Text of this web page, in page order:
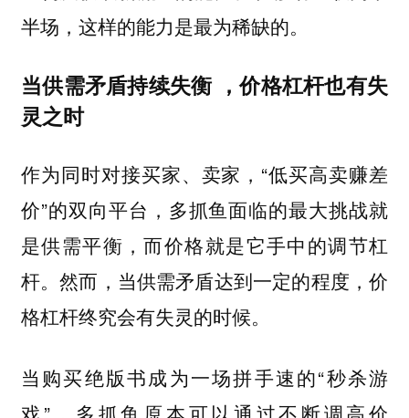
半场，这样的能力是最为稀缺的。
当供需矛盾持续失衡 ，价格杠杆也有失
灵之时
作为同时对接买家、卖家，“低买高卖赚差
价”的双向平台，多抓鱼面临的最大挑战就
是供需平衡，而价格就是它手中的调节杠
杆。然而，当供需矛盾达到一定的程度，价
格杠杆终究会有失灵的时候。
当购买绝版书成为一场拼手速的“秒杀游
戏”，多抓鱼原本可以通过不断调高价